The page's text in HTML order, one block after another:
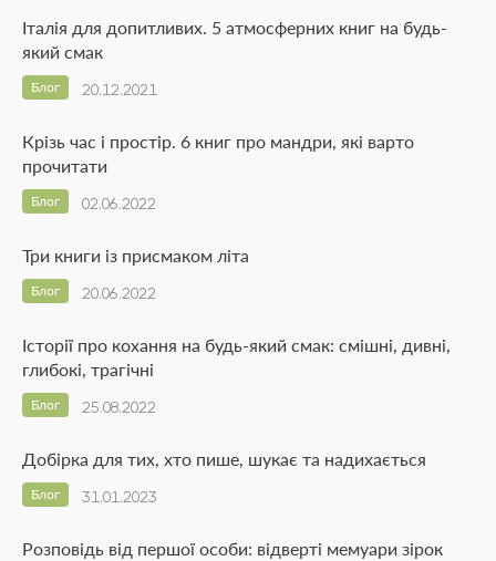
Італія для допитливих. 5 атмосферних книг на будь-
який смак
20.12.2021
Блог
Крізь час і простір. 6 книг про мандри, які варто
прочитати
02.06.2022
Блог
Три книги із присмаком літа
20.06.2022
Блог
Історії про кохання на будь-який смак: смішні, дивні,
глибокі, трагічні
25.08.2022
Блог
Добірка для тих, хто пише, шукає та надихається
31.01.2023
Блог
Розповідь від першої особи: відверті мемуари зірок